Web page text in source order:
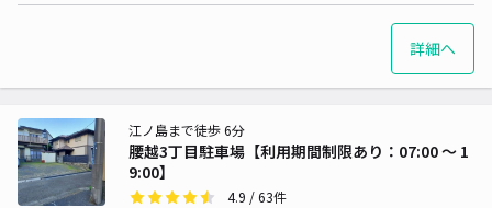
詳細へ
腰越3丁目駐車場【利用期間制限あり：07:00 〜 1
9:00】
江ノ島まで徒歩 6分
4.9 / 63件